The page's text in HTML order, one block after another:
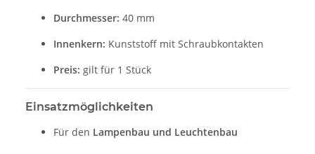
Durchmesser: 40 mm
Innenkern: Kunststoff mit Schraubkontakten
Preis: gilt für 1 Stück
Einsatzmöglichkeiten
Für den Lampenbau und Leuchtenbau